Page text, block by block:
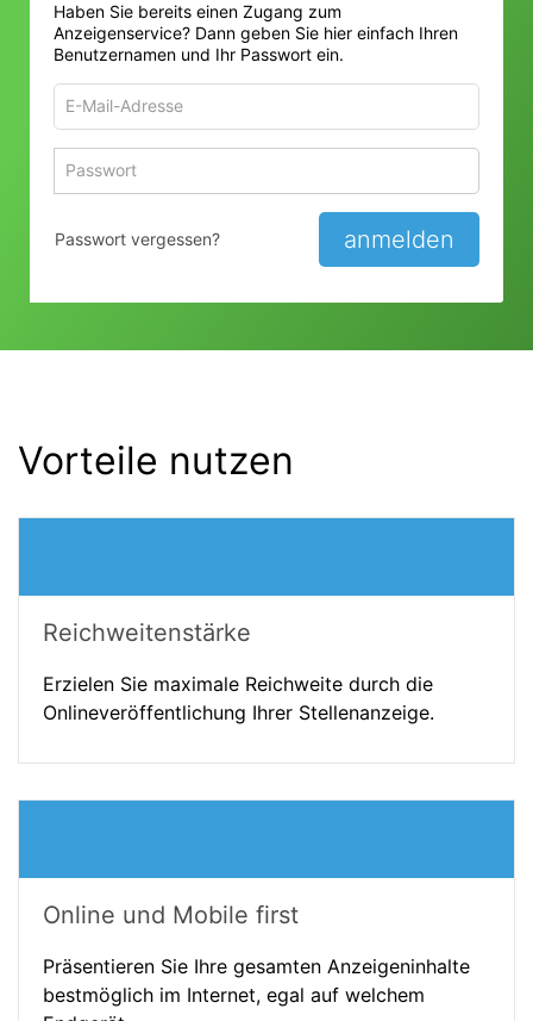
Haben Sie bereits einen Zugang zum
Anzeigenservice? Dann geben Sie hier einfach Ihren
Benutzernamen und Ihr Passwort ein.
Adresse
zum
Anmelden
anmelden
Passwort vergessen?
Vorteile nutzen
Reichweitenstärke
Erzielen Sie maximale Reichweite durch die
Onlineveröffentlichung Ihrer Stellenanzeige.
Online und Mobile first
Präsentieren Sie Ihre gesamten Anzeigeninhalte
bestmöglich im Internet, egal auf welchem